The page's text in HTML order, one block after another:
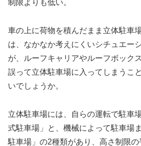
制限よりも低い。
車の上に荷物を積んだまま立体駐車
は、なかなか考えにくいシチュエー
が、ルーフキャリアやルーフボック
誤って立体駐車場に入ってしまうこ
いでしょうか。
立体駐車場には、自らの運転で駐車
式駐車場」と、機械によって駐車場
駐車場」の2種類があり、高さ制限の